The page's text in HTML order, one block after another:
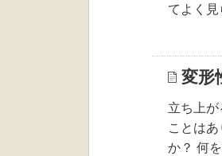
てよく
変形
立ち上
ことは
か？ 何